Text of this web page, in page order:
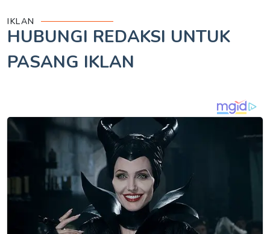
IKLAN
HUBUNGI REDAKSI UNTUK
PASANG IKLAN